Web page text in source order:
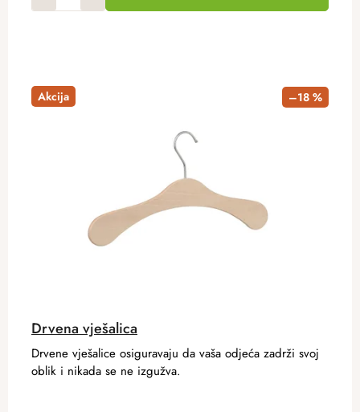
Akcija –18 %
Drvena vješalica
Drvene vješalice osiguravaju da vaša odjeća zadrži svoj
oblik i nikada se ne izgužva.